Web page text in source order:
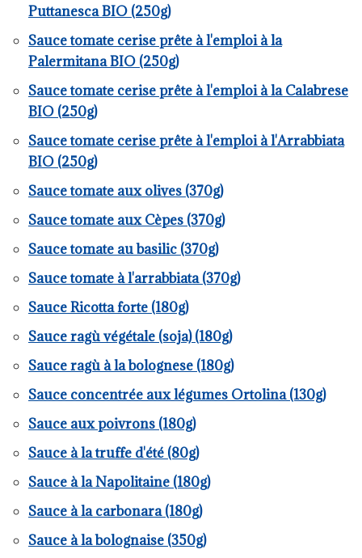
Puttanesca BIO (250g)
Sauce tomate cerise prête à l'emploi à la
Palermitana BIO (250g)
Sauce tomate cerise prête à l'emploi à la Calabrese
BIO (250g)
Sauce tomate cerise prête à l'emploi à l'Arrabbiata
BIO (250g)
Sauce tomate aux olives (370g)
Sauce tomate aux Cèpes (370g)
Sauce tomate au basilic (370g)
Sauce tomate à l'arrabbiata (370g)
Sauce Ricotta forte (180g)
Sauce ragù végétale (soja) (180g)
Sauce ragù à la bolognese (180g)
Sauce concentrée aux légumes Ortolina (130g)
Sauce aux poivrons (180g)
Sauce à la truffe d'été (80g)
Sauce à la Napolitaine (180g)
Sauce à la carbonara (180g)
Sauce à la bolognaise (350g)